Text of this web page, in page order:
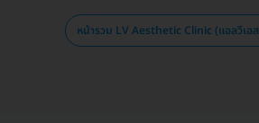
หน้ารวม LV Aesthetic Clinic (แอลวีเอ